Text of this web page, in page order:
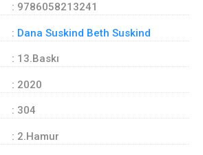
: 9786058213241
: Dana Suskind Beth Suskind
: 13.Baskı
: 2020
: 304
: 2.Hamur